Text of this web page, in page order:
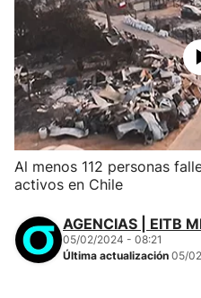
Al menos 112 personas
activos en Chile
AGENCIAS | EITB
05/02/2024 - 08:21
Última actualización 05/